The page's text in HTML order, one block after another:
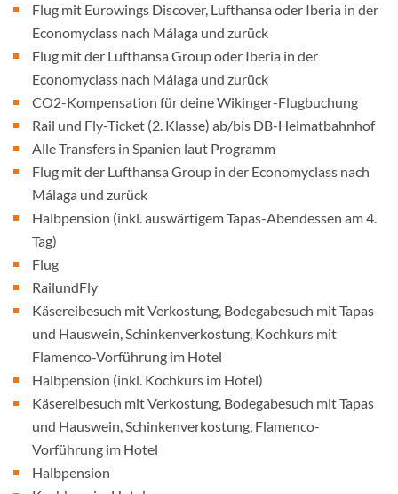
Flug mit Eurowings Discover, Lufthansa oder Iberia in der
Economyclass nach Málaga und zurück
Flug mit der Lufthansa Group oder Iberia in der
Economyclass nach Málaga und zurück
CO2-Kompensation für deine Wikinger-Flugbuchung
Rail und Fly-Ticket (2. Klasse) ab/bis DB-Heimatbahnhof
Alle Transfers in Spanien laut Programm
Flug mit der Lufthansa Group in der Economyclass nach
Málaga und zurück
Halbpension (inkl. auswärtigem Tapas-Abendessen am 4.
Tag)
Flug
RailundFly
Käsereibesuch mit Verkostung, Bodegabesuch mit Tapas
und Hauswein, Schinkenverkostung, Kochkurs mit
Flamenco-Vorführung im Hotel
Halbpension (inkl. Kochkurs im Hotel)
Käsereibesuch mit Verkostung, Bodegabesuch mit Tapas
und Hauswein, Schinkenverkostung, Flamenco-
Vorführung im Hotel
Halbpension